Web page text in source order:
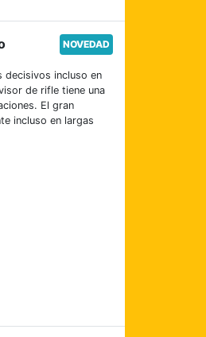
NOVEDAD
decisivos incluso en
de rifle tiene una
El gran
incluso en largas